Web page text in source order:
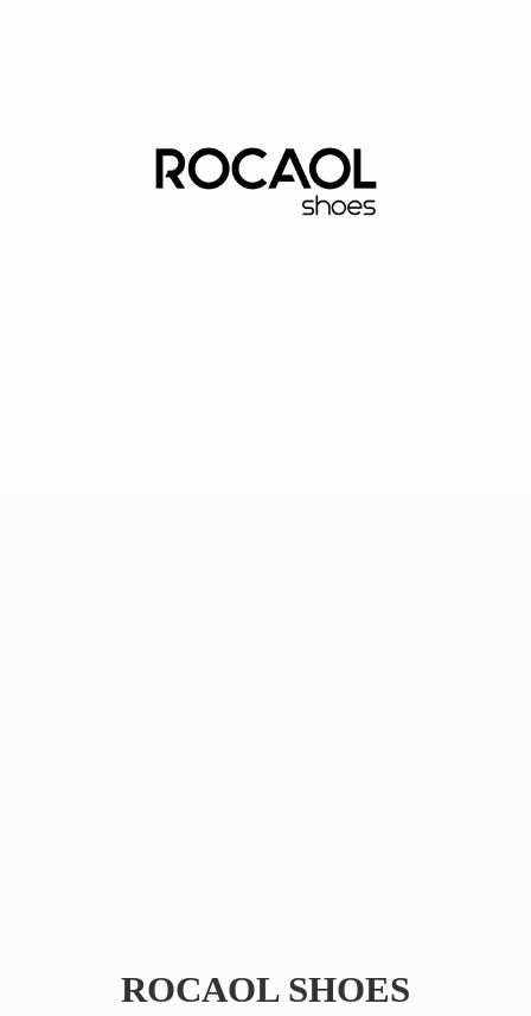
ROCAOL SHOES